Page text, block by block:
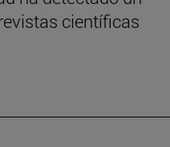
científicas